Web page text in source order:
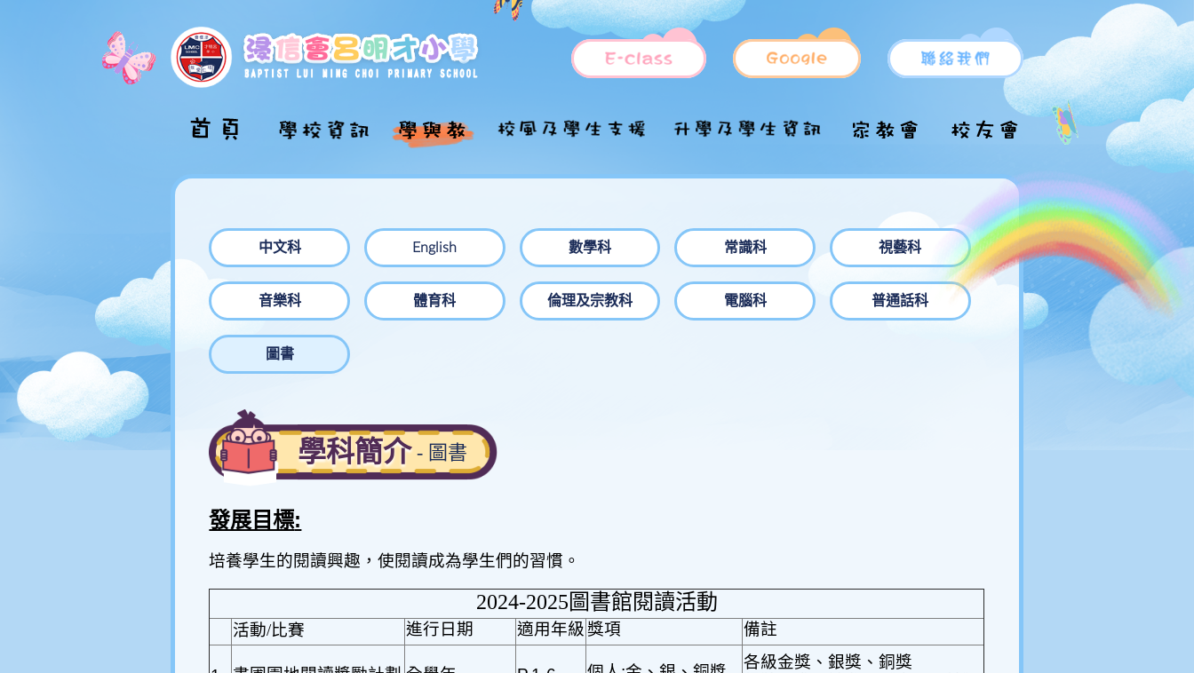
校長的話
學校概覽 學校歷史
校訓及校歌
校舍巡禮 課室及設施分佈
學校發展計劃
校本課後學習及支
援計劃
用
姊妹學校計劃
學生活動支援津貼
中文學與教
學校文件
全年適用書表
呂小校報
聯絡方法
國家安全教育 管理架構
各持份者的角色
國家安全教育參考
資料及網頁
課程特色 全方位學習
融合教育
學科簡介 中文科
普通話科
圖書
福音工作
課外活動 目的
興趣班
小一入學資訊 小一新生支援
小一申請
小一備取生入學申
請
小一自行分配學位
升中派位
升中推薦信表格
各區中學名單
學童服務 校服/運動服
中文科 English 數學科 常識科 視藝科
音樂科 體育科 倫理及宗教科 電腦科 普通話科
圖書
學科簡介- 圖書
發展目標:
培養學生的閱讀興趣，使閱讀成為學生們的習慣。
2024-2025圖書館閱讀活動
活動/比賽 進行日期 適用年級 獎項 備註
各級金獎 、銀獎 、銅獎